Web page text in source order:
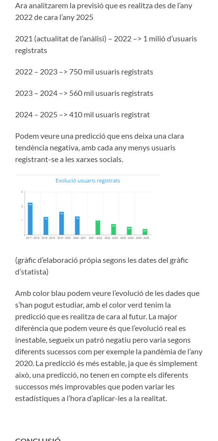
Ara analitzarem la previsió que es realitza des de l’any
2022 de cara l’any 2025
2021 (actualitat de l’anàlisi) – 2022 –> 1 milió d’usuaris
registrats
2022 – 2023 –> 750 mil usuaris registrats
2023 – 2024 –> 560 mil usuaris registrats
2024 – 2025 –> 410 mil usuaris registrat
Podem veure una predicció que ens deixa una clara
tendència negativa, amb cada any menys usuaris
registrant-se a les xarxes socials.
(gràfic d’elaboració própia segons les dates del gràfic
d’statista)
Amb color blau podem veure l’evolució de les dades que
s’han pogut estudiar, amb el color verd tenim la
predicció que es realitza de cara al futur. La major
diferència que podem veure és que l’evolució real es
inestable, segueix un patró negatiu pero varia segons
diferents sucessos com per exemple la pandèmia de l’any
2020. La predicció és més estable, ja que és simplement
això, una predicció, no tenen en compte els diferents
successos més improvables que poden variar les
estadístiques a l’hora d’aplicar-les a la realitat.